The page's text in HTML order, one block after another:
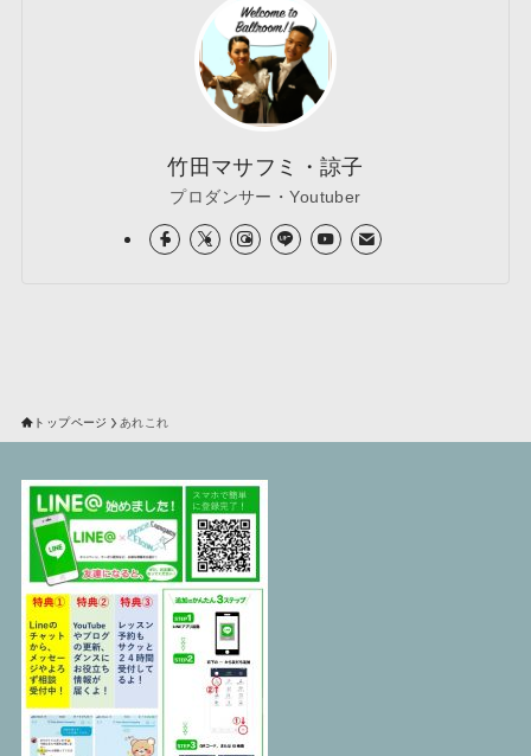
竹田マサフミ・諒子
プロダンサー・Youtuber
トップページ あれこれ